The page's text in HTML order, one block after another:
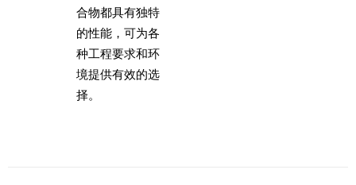
合物都具有独特
的性能，可为各
种工程要求和环
境提供有效的选
择。